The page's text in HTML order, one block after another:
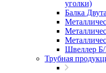
уголки)
Балка
Швеллер
Трубная